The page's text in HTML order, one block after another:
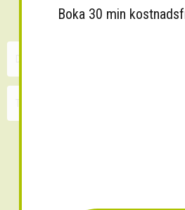
30 minuters
Boka 30 min